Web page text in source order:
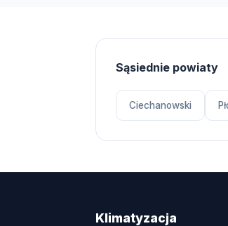
Sąsiednie powiaty
Ciechanowski
Klimatyzacja